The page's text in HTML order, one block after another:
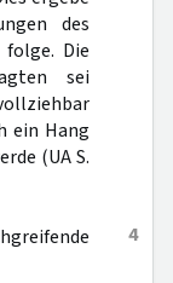
des
folge. Die
sei
ein Hang
(UA S.
4